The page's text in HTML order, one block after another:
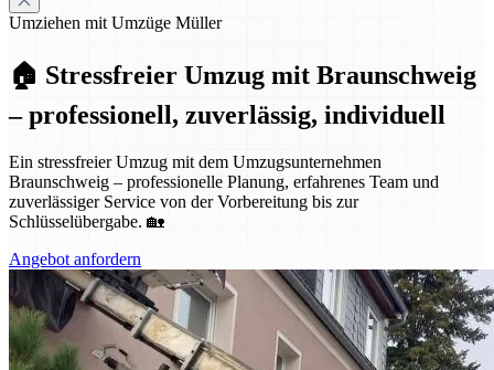
Umziehen mit Umzüge Müller
🏠 Stressfreier Umzug mit Braunschweig
– professionell, zuverlässig, individuell
Ein stressfreier Umzug mit dem Umzugsunternehmen
Braunschweig – professionelle Planung, erfahrenes Team und
zuverlässiger Service von der Vorbereitung bis zur
Schlüsselübergabe. 🏡
Angebot anfordern